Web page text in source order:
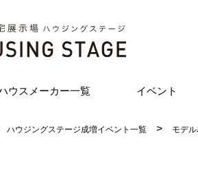
ウスメーカー一覧 イベント
ハウジングステージ成増イベント一覧 モデ